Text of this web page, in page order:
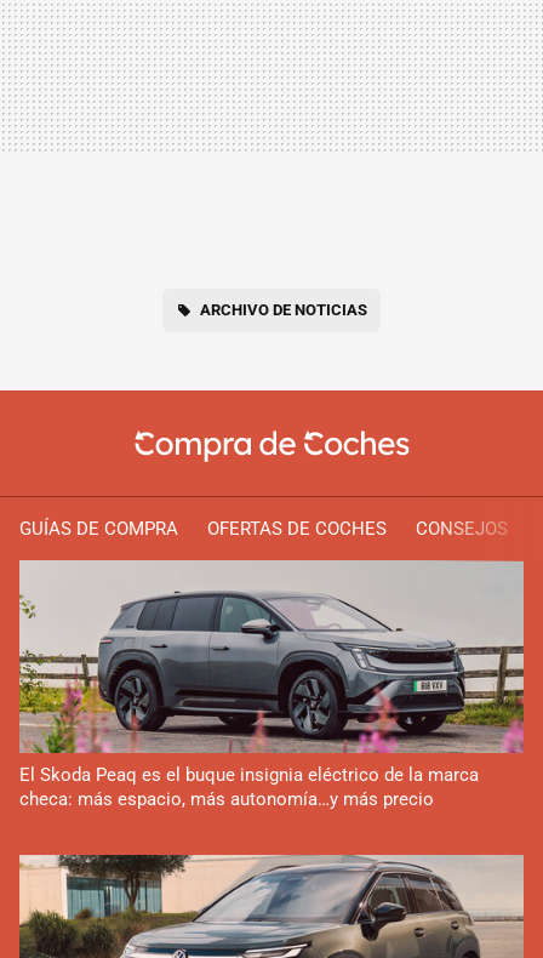
ARCHIVO DE NOTICIAS
GUÍAS DE COMPRA OFERTAS DE COCHES CONSEJOS
El Skoda Peaq es el buque insignia eléctrico de la marca
checa: más espacio, más autonomía…y más precio